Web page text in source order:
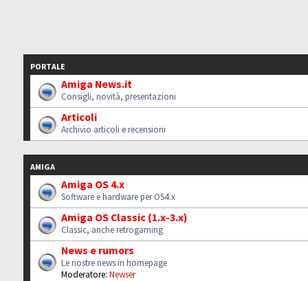
PORTALE
Amiga News.it
Consigli, novità, presentazioni
Articoli
Archivio articoli e recensioni
AMIGA
Amiga OS 4.x
Software e hardware per OS4.x
Amiga OS Classic (1.x-3.x)
Classic, anche retrogaming
News e rumors
Le nostre news in homepage
Moderatore: Newser